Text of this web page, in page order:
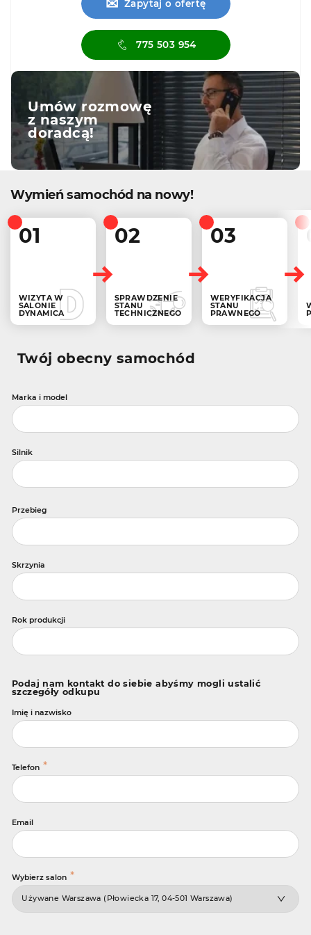
Zapytaj o ofertę
775 503 954
Umów rozmowę
z naszym
doradcą!
Wymień samochód na nowy!
01
WIZYTA W
SALONIE
DYNAMICA
02
SPRAWDZENIE
STANU
TECHNICZNEGO
03
WERYFIKACJA
STANU
PRAWNEGO
Twój obecny samochód
Marka i model
Silnik
Przebieg
Skrzynia
Rok produkcji
Podaj nam kontakt do siebie abyśmy mogli ustalić
szczegóły odkupu
Imię i nazwisko
Telefon *
Email
Wybierz salon *